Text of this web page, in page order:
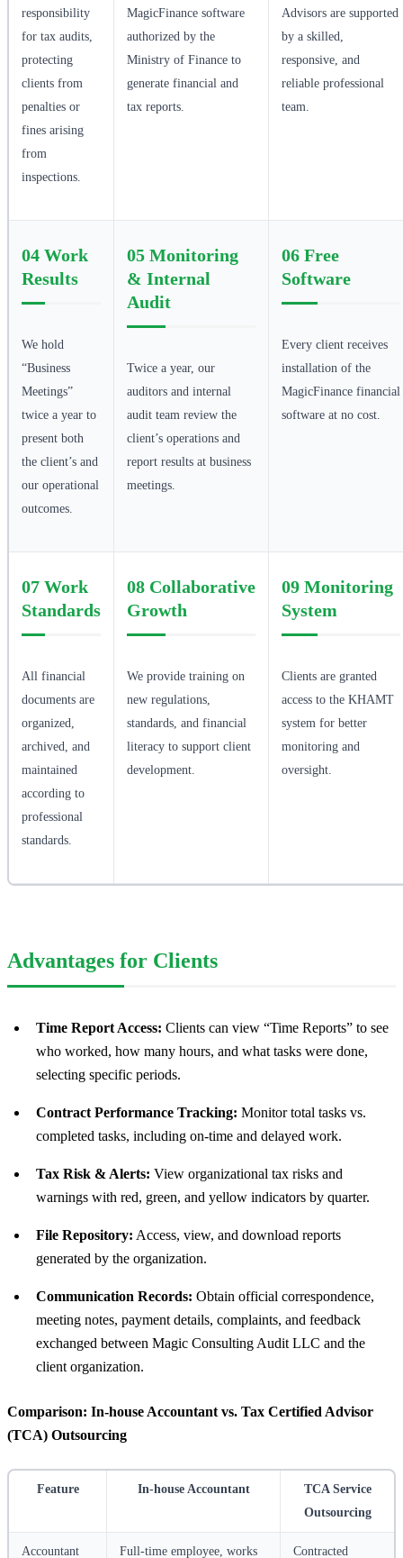
responsibility
for tax audits,
protecting
clients from
penalties or
fines arising
from
inspections.
MagicFinance software
authorized by the
Ministry of Finance to
generate financial and
tax reports.
Advisors are supported
by a skilled,
responsive, and
reliable professional
team.
04 Work
Results
We hold
“Business
Meetings”
twice a year to
present both
the client’s and
our operational
outcomes.
05 Monitoring
& Internal
Audit
Twice a year, our
auditors and internal
audit team review the
client’s operations and
report results at business
meetings.
06 Free
Software
Every client receives
installation of the
MagicFinance financial
software at no cost.
07 Work
Standards
All financial
documents are
organized,
archived, and
maintained
according to
professional
standards.
08 Collaborative
Growth
We provide training on
new regulations,
standards, and financial
literacy to support client
development.
09 Monitoring
System
Clients are granted
access to the KHAMT
system for better
monitoring and
oversight.
Advantages for Clients
Time Report Access: Clients can view “Time Reports” to see
who worked, how many hours, and what tasks were done,
selecting specific periods.
Contract Performance Tracking: Monitor total tasks vs.
completed tasks, including on-time and delayed work.
Tax Risk & Alerts: View organizational tax risks and
warnings with red, green, and yellow indicators by quarter.
File Repository: Access, view, and download reports
generated by the organization.
Communication Records: Obtain official correspondence,
meeting notes, payment details, complaints, and feedback
exchanged between Magic Consulting Audit LLC and the
client organization.
Comparison: In-house Accountant vs. Tax Certified Advisor
(TCA) Outsourcing
Feature In-house Accountant
TCA Service
Outsourcing
Accountant
Full-time employee, works
Contracted